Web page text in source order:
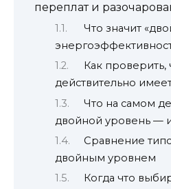
переплат и
Что значит
Как проверить,
действительно
Что на самом
двойной уровень —
Сравнение
двойным уровнем
Когда что